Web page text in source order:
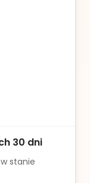
30 dni
stanie